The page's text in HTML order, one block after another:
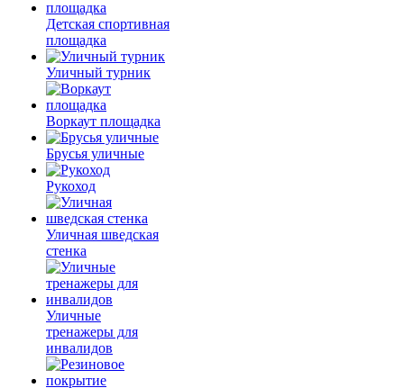
Детская спортивная
площадка
Уличный турник
Воркаут площадка
Брусья уличные
Рукоход
Уличная шведская
стенка
Уличные
тренажеры для
инвалидов